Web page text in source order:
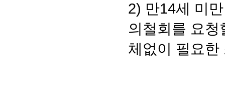
2) 만14세 미
의철회를 요
체없이 필요한